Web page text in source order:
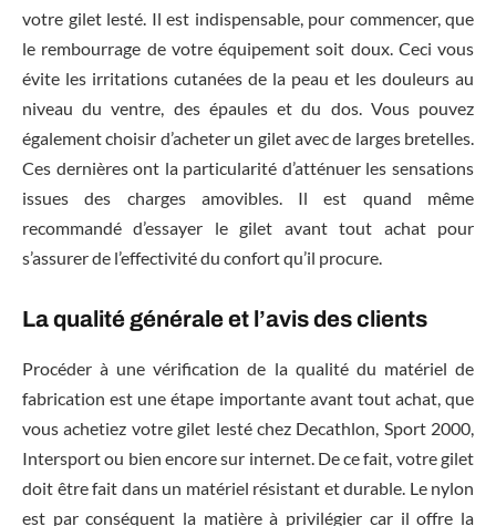
votre gilet lesté. Il est indispensable, pour commencer, que
le rembourrage de votre équipement soit doux. Ceci vous
évite les irritations cutanées de la peau et les douleurs au
niveau du ventre, des épaules et du dos. Vous pouvez
également choisir d’acheter un gilet avec de larges bretelles.
Ces dernières ont la particularité d’atténuer les sensations
issues des charges amovibles. Il est quand même
recommandé d’essayer le gilet avant tout achat pour
s’assurer de l’effectivité du confort qu’il procure.
La qualité générale et l’avis des clients
Procéder à une vérification de la qualité du matériel de
fabrication est une étape importante avant tout achat, que
vous achetiez votre gilet lesté chez Decathlon, Sport 2000,
Intersport ou bien encore sur internet. De ce fait, votre gilet
doit être fait dans un matériel résistant et durable. Le nylon
est par conséquent la matière à privilégier car il offre la